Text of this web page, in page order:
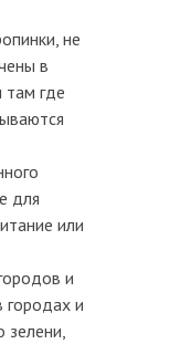
не
в
там где
для
или
и
городах и
зелени,